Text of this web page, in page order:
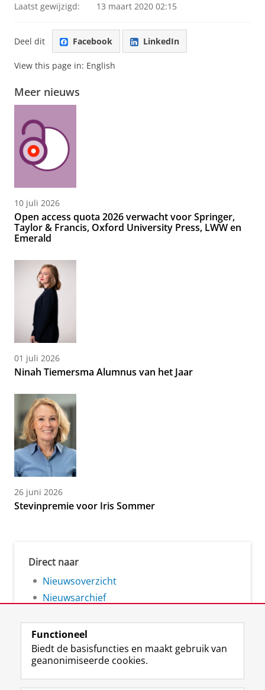
Laatst gewijzigd: 13 maart 2020 02:15
Deel dit Facebook LinkedIn
View this page in: English
Meer nieuws
10 juli 2026
Open access quota 2026 verwacht voor Springer,
Taylor & Francis, Oxford University Press, LWW en
Emerald
01 juli 2026
Ninah Tiemersma Alumnus van het Jaar
26 juni 2026
Stevinpremie voor Iris Sommer
Direct naar
Nieuwsoverzicht
Nieuwsarchief
Volg de RUG
F
L
R I
Y
Functioneel
Biedt de basisfuncties en maakt gebruik van
geanonimiseerde cookies.